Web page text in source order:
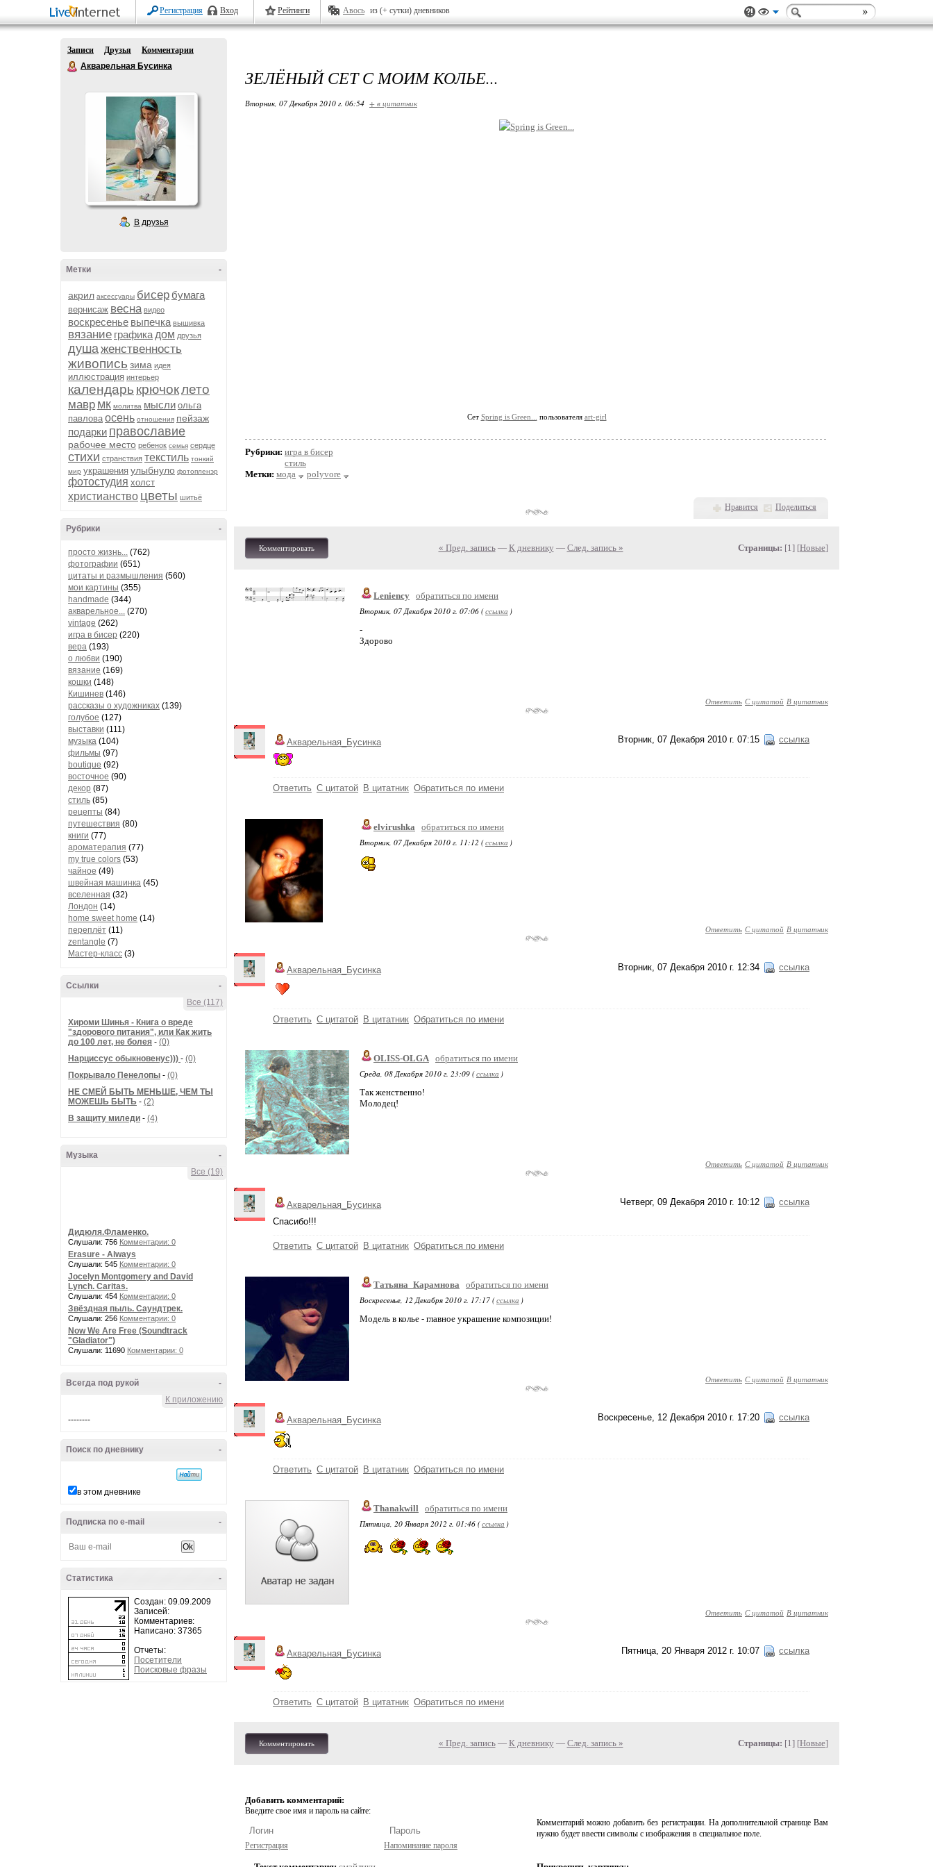
Регистрация Вход Рейтинги Авось из (+ сутки) дневников
Записи Друзья
Комментарии
Акварельная Бусинка
В друзья
-
Метки
акрил аксессуары бисер бумага
вернисаж весна видео
воскресенье выпечка вышивка
вязание графика дом друзья
душаженственность
живопись зима идея
иллюстрация интерьер
календарь крючоклето
мавр мк молитва мысли ольга
павлова осень отношения пейзаж
подарки православие
рабочее место ребенок семья сердце
стихи странствия текстиль тонкий
мир украшения улыбнуло фотопленэр
фотостудия холст
христианство цветы шитьё
-
Рубрики
просто жизнь... (762)
фотографии (651)
цитаты и размышления (560)
мои картины (355)
handmade (344)
акварельное... (270)
vintage (262)
игра в бисер (220)
вера (193)
о любви (190)
вязание (169)
кошки (148)
Кишинев (146)
рассказы о художниках (139)
голубое (127)
выставки (111)
музыка (104)
фильмы (97)
boutique (92)
восточное (90)
декор (87)
стиль (85)
рецепты (84)
путешествия (80)
книги (77)
ароматерапия (77)
my true colors (53)
чайное (49)
швейная машинка (45)
вселенная (32)
Лондон (14)
home sweet home (14)
переплёт (11)
zentangle (7)
Мастер-класс (3)
-
Ссылки
Все (117)
Хироми Шинья - Книга о вреде
"здорового питания", или Как жить
до 100 лет, не болея - (0)
Нарциссус обыкновенус))) - (0)
Покрывало Пенелопы - (0)
НЕ СМЕЙ БЫТЬ МЕНЬШЕ, ЧЕМ ТЫ
МОЖЕШЬ БЫТЬ - (2)
В защиту миледи - (4)
-
Музыка
Все (19)
Дидюля.Фламенко.
Слушали: 756 Комментарии: 0
Erasure - Always
Слушали: 545 Комментарии: 0
Jocelyn Montgomery and David
Lynch. Caritas.
Слушали: 454 Комментарии: 0
Звёздная пыль. Саундтрек.
Слушали: 256 Комментарии: 0
Now We Are Free (Soundtrack
"Gladiator")
Слушали: 11690 Комментарии: 0
-
Всегда под рукой
К приложению
--------
-
Поиск по дневнику
в этом дневнике
-
Подписка по e-mail
-
Статистика
Создан: 09.09.2009
Записей:
Комментариев:
Написано: 37365
Отчеты:
Посетители
Поисковые фразы
ЗЕЛЁНЫЙ СЕТ С МОИМ КОЛЬЕ...
Вторник, 07 Декабря 2010 г. 06:54 + в цитатник
Сет Spring is Green... пользователя art-girl
Рубрики: игра в бисер
стиль
Метки: мода polyvore
Нравится Поделиться
Комментировать « Пред. запись— К дневнику — След. запись » Страницы: [1] [Новые]
Leniency обратиться по имени
Вторник, 07 Декабря 2010 г. 07:06 (ссылка )
-
Здорово
Ответить С цитатой В цитатник
Вторник, 07 Декабря 2010 г. 07:15 ссылка
Акварельная_Бусинка
Ответить С цитатой В цитатник Обратиться по имени
elvirushka
обратиться по имени
Вторник, 07 Декабря 2010 г. 11:12 (ссылка )
Ответить С цитатой В цитатник
Вторник, 07 Декабря 2010 г. 12:34 ссылка
Акварельная_Бусинка
Ответить С цитатой В цитатник Обратиться по имени
OLISS-OLGA обратиться по имени
Среда, 08 Декабря 2010 г. 23:09 (ссылка )
Так женственно!
Молодец!
Ответить С цитатой В цитатник
Четверг, 09 Декабря 2010 г. 10:12 ссылка
Акварельная_Бусинка
Спасибо!!!
Ответить С цитатой В цитатник Обратиться по имени
Татьяна_Карамнова
обратиться по имени
Воскресенье, 12 Декабря 2010 г. 17:17 (ссылка )
Модель в колье - главное украшение композиции!
Ответить С цитатой В цитатник
Воскресенье, 12 Декабря 2010 г. 17:20 ссылка
Акварельная_Бусинка
Ответить С цитатой В цитатник Обратиться по имени
Thanakwill обратиться по имени
Пятница, 20 Января 2012 г. 01:46 (ссылка )
Ответить С цитатой В цитатник
Пятница, 20 Января 2012 г. 10:07 ссылка
Акварельная_Бусинка
Ответить С цитатой В цитатник Обратиться по имени
Комментировать « Пред. запись— К дневнику — След. запись » Страницы: [1] [Новые]
Добавить комментарий:
Введите свое имя и пароль на сайте:
Регистрация Напоминание пароля
Комментарий можно добавить без регистрации. На дополнительной странице Вам
нужно будет ввести символы с изображения в специальное поле.